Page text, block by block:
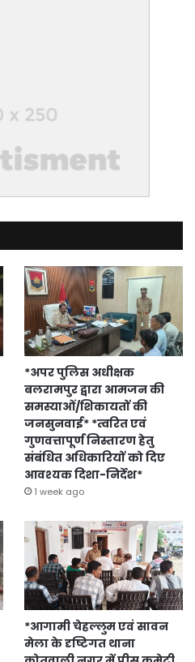
*अपर पुलिस अधीक्षक
बलरामपुर द्वारा आमजन की
समस्याओं/शिकायतों की
जनसुनवाई* *त्वरित एवं
गुणवत्तापूर्ण निस्तारण हेतु
संबंधित अधिकारियों को दिए
आवश्यक दिशा-निर्देश*
1 week ago
*आगामी चेहल्लुम एवं सावन
मेला के दृष्टिगत थाना